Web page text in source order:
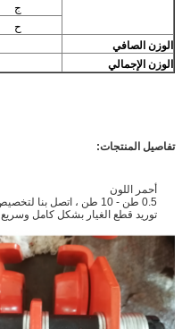
ج
ح
الوزن الصافي
الوزن الإجمالي
تفاصيل المنتجات:
أحمر اللون
0.5 طن - 10 طن ، اتصل بنا لتخصيص الحمولة الأخرى
توريد قطع الغيار بشكل كامل وسريع